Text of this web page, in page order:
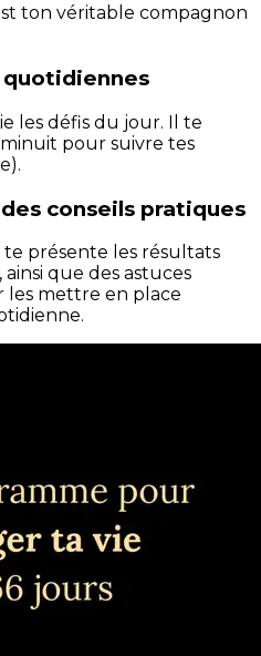
ton véritable compagnon
quotidiennes
les défis du jour. Il te
pour suivre tes
conseils pratiques
présente les résultats
que des astuces
les mettre en place